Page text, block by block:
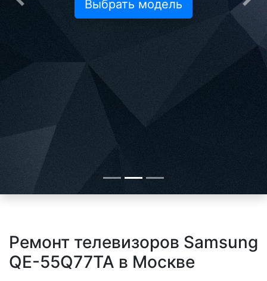
Выбрать модель
Предыдущая
Ремонт телевизоров Samsung
QE-55Q77TA в Москве